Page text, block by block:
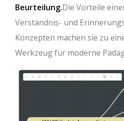
Beurteilung.Die Vorteile
Verständnis- und
Konzepten machen sie zu
Werkzeug für moderne